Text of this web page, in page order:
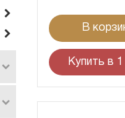
В
Купить в 1